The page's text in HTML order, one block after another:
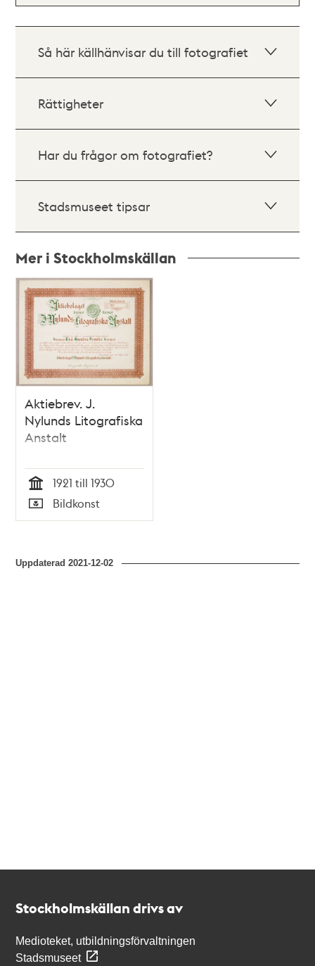
Så här källhänvisar du till fotografiet
Rättigheter
Har du frågor om fotografiet?
Stadsmuseet tipsar
Mer i Stockholmskällan
Relaterade
poster
och
teman
Aktiebrev. J.
Nylunds Litografiska
Anstalt
Tid
1921 till 1930
Typ
Bildkonst
Uppdaterad2021-12-02
Stockholmskällan drivs av
Medioteket, utbildningsförvaltningen
Stadsmuseet